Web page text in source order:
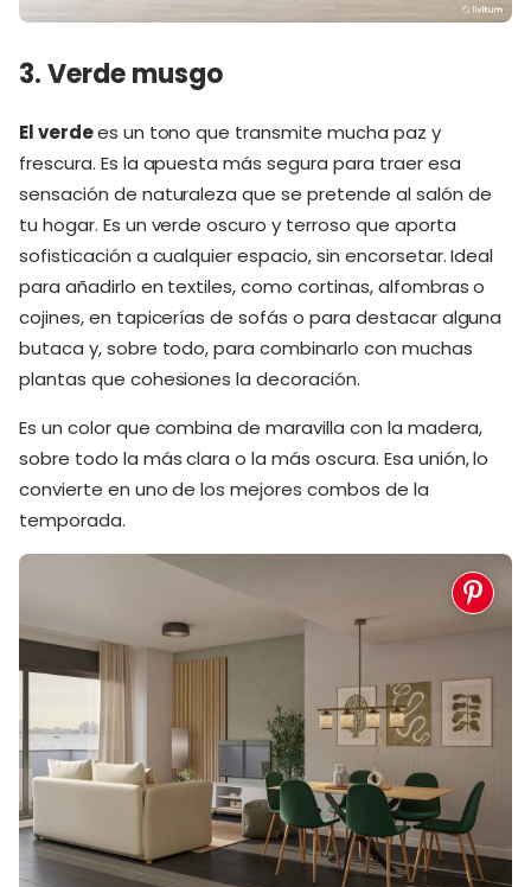
3. Verde musgo
El verdees un tono que transmite mucha paz y
frescura. Es la apuesta más segura para traer esa
sensación de naturaleza que se pretende al salón de
tu hogar. Es un verde oscuro y terroso que aporta
sofisticación a cualquier espacio, sin encorsetar. Ideal
para añadirlo en textiles, como cortinas, alfombras o
cojines, en tapicerías de sofás o para destacar alguna
butaca y, sobre todo, para combinarlo con muchas
plantas que cohesiones la decoración.
Es un color que combina de maravilla con la madera,
sobre todo la más clara o la más oscura. Esa unión, lo
convierte en uno de los mejores combos de la
temporada.